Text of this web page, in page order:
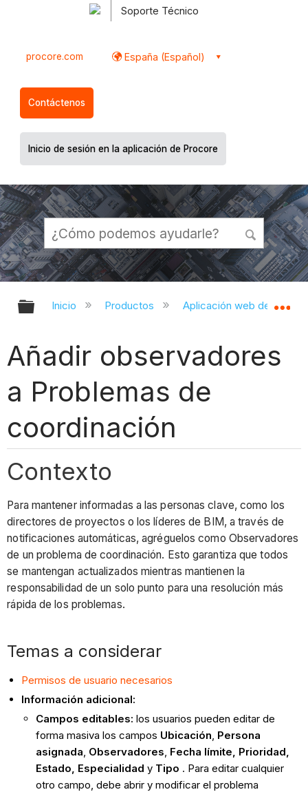
Soporte Técnico
procore.com España (Español)
Contáctenos
Inicio de sesión en la aplicación de Procore
Expandir/contraer jerarquía global
Inicio Productos Aplicación web de
Añadir observadores
a Problemas de
coordinación
Contexto
Para mantener informadas a las personas clave, como los
directores de proyectos o los líderes de BIM, a través de
notificaciones automáticas, agréguelos como Observadores
de un problema de coordinación. Esto garantiza que todos
se mantengan actualizados mientras mantienen la
responsabilidad de un solo punto para una resolución más
rápida de los problemas.
Temas a considerar
Permisos de usuario necesarios
Información adicional:
Campos editables:los usuarios pueden editar de
forma masiva los campos Ubicación, Persona
asignada, Observadores, Fecha límite, Prioridad,
Estado, Especialidad y Tipo . Para editar cualquier
otro campo, debe abrir y modificar el problema